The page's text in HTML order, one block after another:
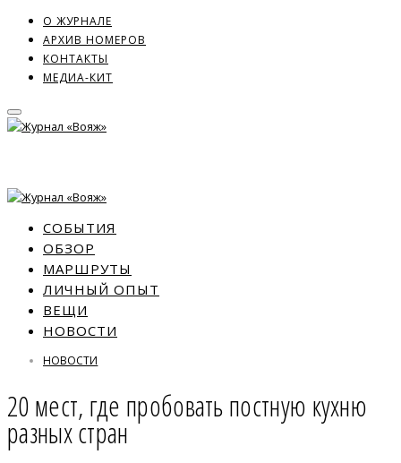
О ЖУРНАЛЕ
АРХИВ НОМЕРОВ
КОНТАКТЫ
МЕДИА-КИТ
СОБЫТИЯ
ОБЗОР
МАРШРУТЫ
ЛИЧНЫЙ ОПЫТ
ВЕЩИ
НОВОСТИ
НОВОСТИ
20 мест, где пробовать постную кухню
разных стран